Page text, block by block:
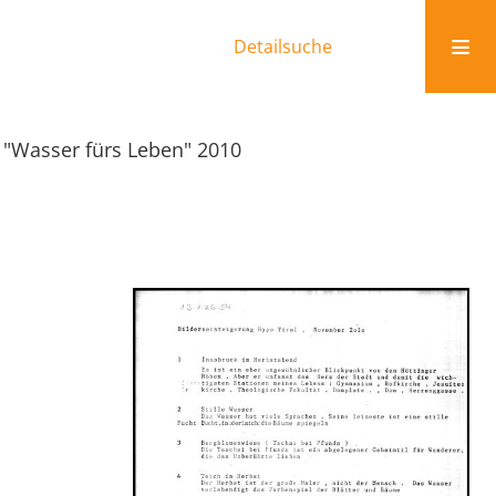
Detailsuche
fürs Leben" 2010